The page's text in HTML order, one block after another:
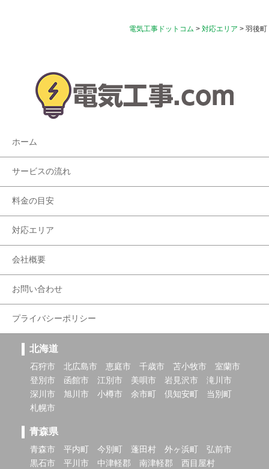
電気工事ドットコム > 対応エリア > 羽後町
ホーム
サービスの流れ
料金の目安
対応エリア
会社概要
お問い合わせ
プライバシーポリシー
北海道
石狩市 北広島市 恵庭市 千歳市 苫小牧市
室蘭市
登別市
函館市 江別市 美唄市 岩見沢市
滝川市
深川市
旭川市 小樽市 余市町 倶知安町
当別町
札幌市
青森県
青森市 平内町 今別町 蓬田村 外ヶ浜町
弘前市
黒石市
平川市 中津軽郡 南津軽郡
西目屋村